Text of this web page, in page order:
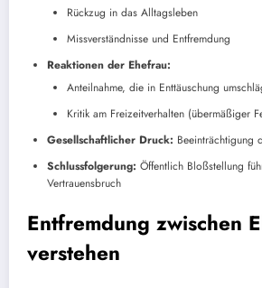
Rückzug in das Alltagsleben
Missverständnisse und Entfremdung
Reaktionen der Ehefrau:
Anteilnahme, die in Enttäuschung
Kritik am Freizeitverhalten (übermäßiger
Gesellschaftlicher Druck: Beeinträchtigung
Schlussfolgerung: Öffentlich Bloßstellung
Vertrauensbruch
Entfremdung zwischen
verstehen